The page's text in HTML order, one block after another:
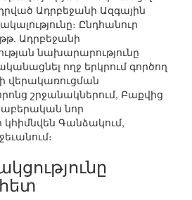
Ադրբեջանի Ազգային
Ընդհանուր
Ադրբեջանի
նախարարությունը
ողջ երկրում գործող
վերակառուցման
շրջանակներում, Բաքվից
նոր
կհիմնվեն Գանձակում,